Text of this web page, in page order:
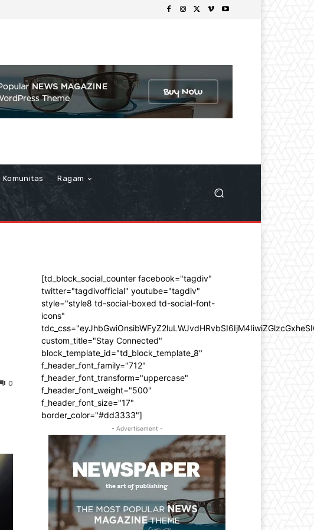
Komunitas Ragam
0
[td_block_social_counter facebook="tagdiv"
twitter="tagdivofficial" youtube="tagdiv"
style="style8 td-social-boxed td-social-font-
icons"
custom_title="Stay Connected"
block_template_id="td_block_template_8"
f_header_font_family="712"
f_header_font_transform="uppercase"
f_header_font_weight="500"
f_header_font_size="17"
border_color="#dd3333"]
- Advertisement -